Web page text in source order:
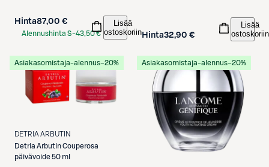
Hinta87,00 €
Alennushinta S-43,50 €
Lisää
ostoskoriin Hinta32,90 €
Lisää
ostoskoriin
Asiakasomistaja-alennus−20%
DETRIA ARBUTIN
Detria ArbutinCouperosa
päivävoide 50 ml
Asiakasomistaja-alennus−20%